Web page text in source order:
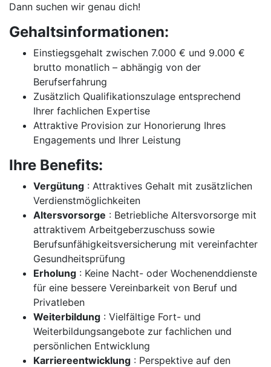
Dann suchen wir genau dich!
Gehaltsinformationen:
Einstiegsgehalt zwischen 7.000 € und 9.000 €
brutto monatlich – abhängig von der
Berufserfahrung
Zusätzlich Qualifikationszulage entsprechend
Ihrer fachlichen Expertise
Attraktive Provision zur Honorierung Ihres
Engagements und Ihrer Leistung
Ihre Benefits:
Vergütung : Attraktives Gehalt mit zusätzlichen
Verdienstmöglichkeiten
Altersvorsorge : Betriebliche Altersvorsorge mit
attraktivem Arbeitgeberzuschuss sowie
Berufsunfähigkeitsversicherung mit vereinfachter
Gesundheitsprüfung
Erholung : Keine Nacht- oder Wochenenddienste
für eine bessere Vereinbarkeit von Beruf und
Privatleben
Weiterbildung : Vielfältige Fort- und
Weiterbildungsangebote zur fachlichen und
persönlichen Entwicklung
Karriereentwicklung : Perspektive auf den